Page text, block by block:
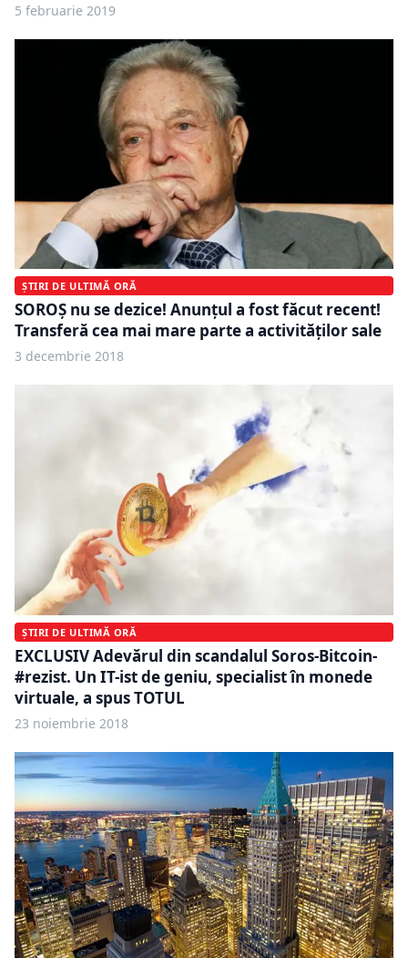
5 februarie 2019
ȘTIRI DE ULTIMĂ ORĂ
SOROȘ nu se dezice! Anunțul a fost făcut recent!
Transferă cea mai mare parte a activităţilor sale
3 decembrie 2018
ȘTIRI DE ULTIMĂ ORĂ
EXCLUSIV Adevărul din scandalul Soros-Bitcoin-
#rezist. Un IT-ist de geniu, specialist în monede
virtuale, a spus TOTUL
23 noiembrie 2018